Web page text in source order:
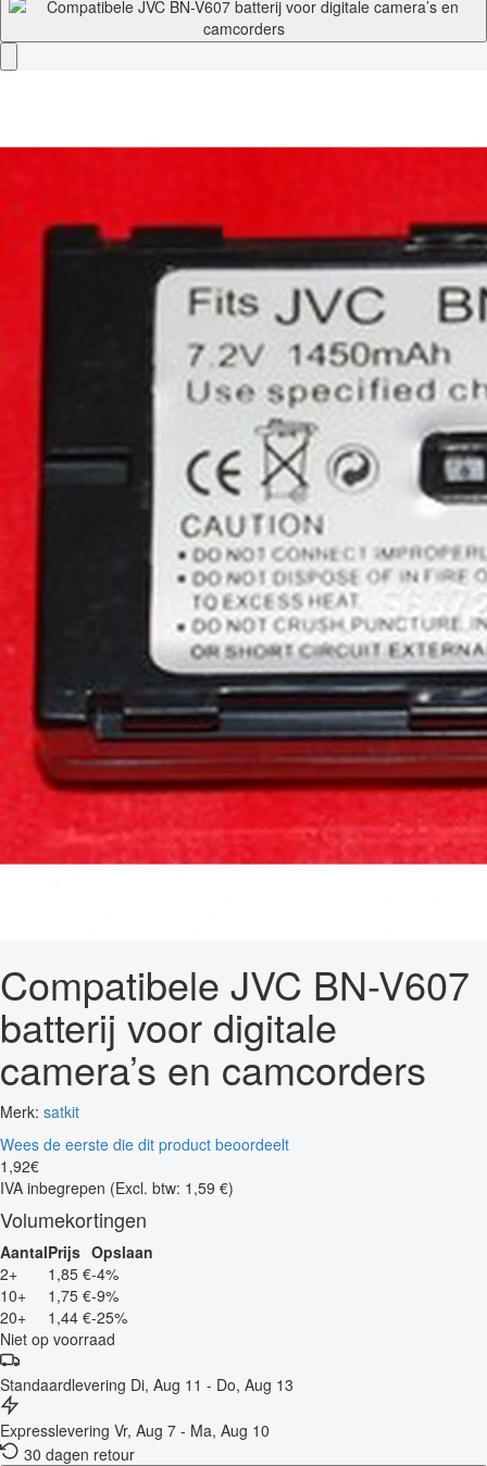
Compatibele JVC BN-V607
batterij voor digitale
camera’s en camcorders
Merk: satkit
Wees de eerste die dit product beoordeelt
1 ,92€
IVA inbegrepen (Excl. btw: 1,59 €)
Volumekortingen
AantalPrijs Opslaan
2+
1,85 €-4%
10+
1,75 €-9%
20+
1,44 €-25%
Niet op voorraad
Standaardlevering Di, Aug 11 - Do, Aug 13
Expresslevering Vr, Aug 7 - Ma, Aug 10
30 dagen retour